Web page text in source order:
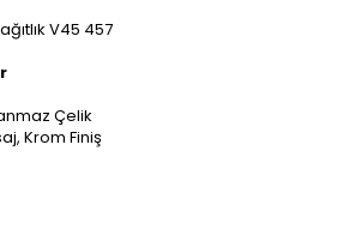
V45 457
Çelik
Krom Finiş